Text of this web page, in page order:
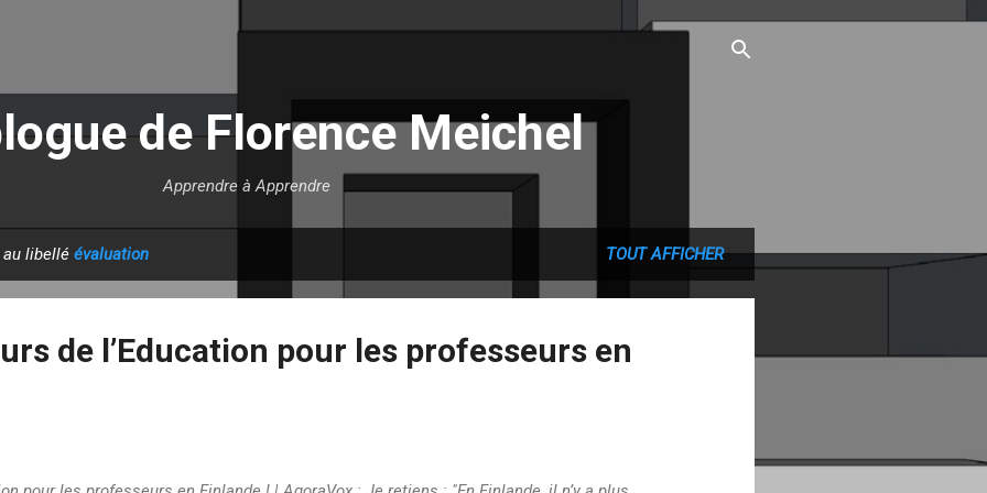
Accéder au contenu principal
de Florence Meichel
Apprendre à Apprendre
libellé évaluation TOUT AFFICHER
de l’Education pour les professeurs en